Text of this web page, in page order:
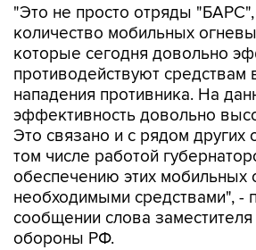
"Это не просто отряды
количество мобильных
которые сегодня довольно
противодействуют средствам
нападения противника. На
эффективность довольно
Это связано и с рядом других
том числе работой
обеспечению этих мобильных
необходимыми средствами", -
сообщении слова заместителя
обороны РФ.